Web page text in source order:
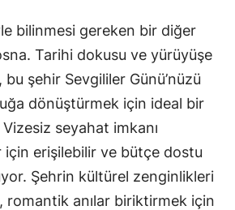
bilinmesi gereken bir diğer
Tarihi dokusu ve yürüyüşe
bu şehir Sevgililer Günü’nüzü
dönüştürmek için ideal bir
seyahat imkanı
için erişilebilir ve bütçe dostu
Şehrin kültürel zenginlikleri
romantik anılar biriktirmek için